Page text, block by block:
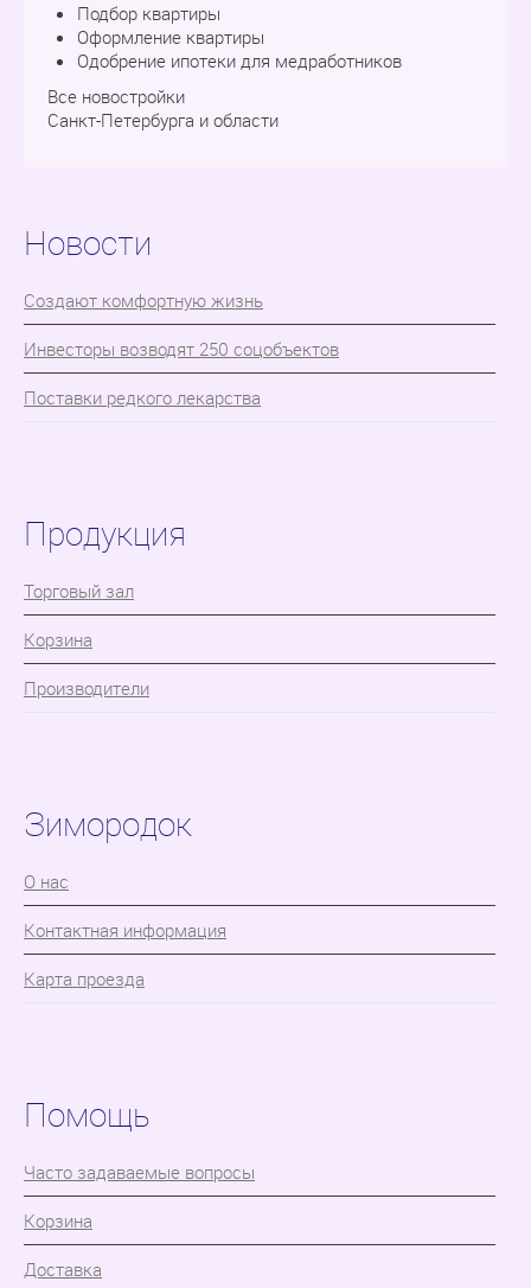
Подбор квартиры
Оформление квартиры
Одобрение ипотеки для медработников
Все новостройки
Санкт-Петербурга и области
Новости
Cоздают комфортную жизнь
Инвесторы возводят 250 соцобъектов
Поставки редкого лекарства
Продукция
Торговый зал
Корзина
Производители
Зимородок
О нас
Контактная информация
Карта проезда
Помощь
Часто задаваемые вопросы
Корзина
Доставка